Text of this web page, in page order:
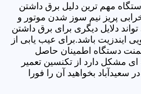
مهم ترین دلیل برق داشتن
پریز نیم سوز شدن موتور و
دلایل دیگری برای برق داشتن
ایندزیت باشد.برای عیب یابی از
دستگاه اطمینان حاصل
مشکل دارد از تکنسین تعمیر
سعیدآباد بخواهید آن را فورا